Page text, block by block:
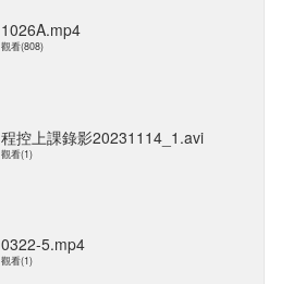
1026A.mp4
觀看(808)
程控上課錄影20231114_1.avi
觀看(1)
0322-5.mp4
觀看(1)